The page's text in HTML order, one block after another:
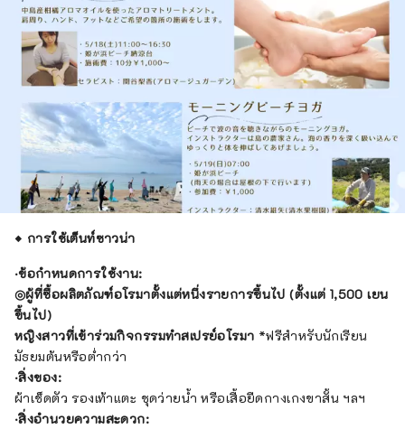
◆ การใช้เต็นท์ซาวน่า
·ข้อกำหนดการใช้งาน:
◎ผู้ที่ซื้อผลิตภัณฑ์อโรมาตั้งแต่หนึ่งรายการขึ้นไป (ตั้งแต่ 1,500 เยน
ขึ้นไป)
หญิงสาวที่เข้าร่วมกิจกรรมทำสเปรย์อโรมา *ฟรีสำหรับนักเรียน
มัธยมต้นหรือต่ำกว่า
·สิ่งของ:
ผ้าเช็ดตัว รองเท้าแตะ ชุดว่ายน้ำ หรือเสื้อยืดกางเกงขาสั้น ฯลฯ
·สิ่งอำนวยความสะดวก: